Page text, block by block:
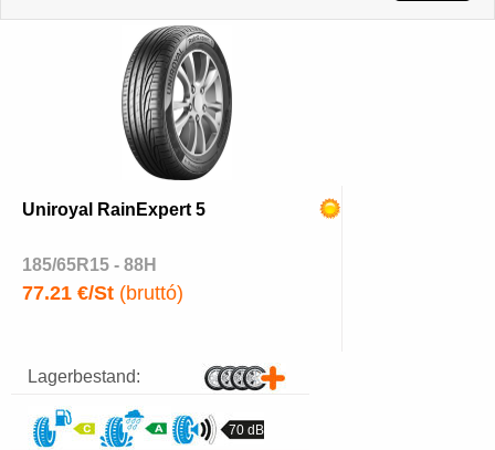
Uniroyal RainExpert 5
185/65R15 - 88H
77.21 €/St (bruttó)
Lagerbestand:
70 dB